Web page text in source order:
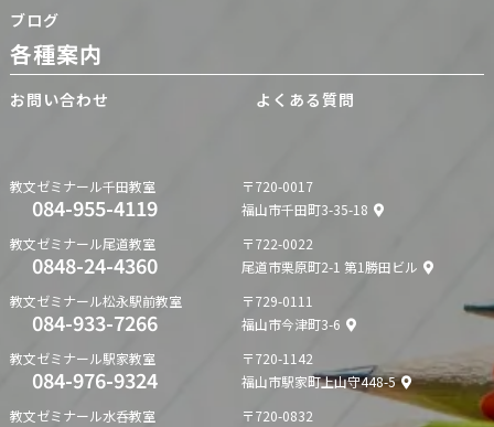
ブログ
各種案内
お問い合わせ よくある質問
教文ゼミナール千田教室
084-955-4119
〒720-0017
福山市千田町3-35-18
教文ゼミナール尾道教室
0848-24-4360
〒722-0022
尾道市栗原町2-1 第1勝田ビル
教文ゼミナール松永駅前教室
084-933-7266
〒729-0111
福山市今津町3-6
教文ゼミナール駅家教室
084-976-9324
〒720-1142
福山市駅家町上山守448-5
教文ゼミナール水呑教室 〒720-0832